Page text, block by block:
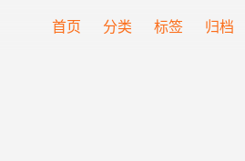
首页 分类 标签 归档